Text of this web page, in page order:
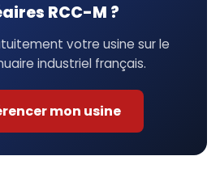
RCC-M ?
votre usine sur le
industriel français.
mon usine